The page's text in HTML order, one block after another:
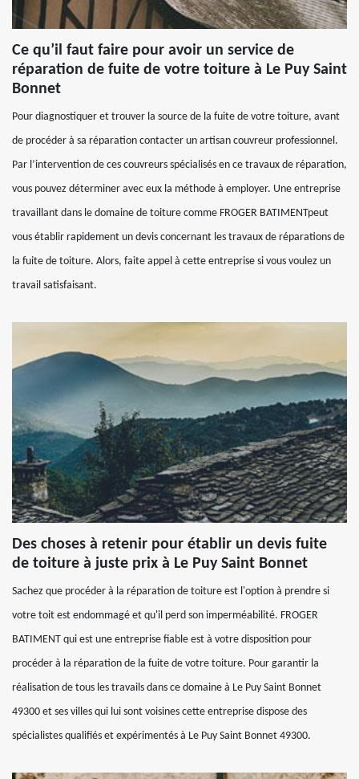
Ce qu’il faut faire pour avoir un service de
réparation de fuite de votre toiture à Le Puy Saint
Bonnet
Pour diagnostiquer et trouver la source de la fuite de votre toiture, avant
de procéder à sa réparation contacter un artisan couvreur professionnel.
Par l’intervention de ces couvreurs spécialisés en ce travaux de réparation,
vous pouvez déterminer avec eux la méthode à employer. Une entreprise
travaillant dans le domaine de toiture comme FROGER BATIMENTpeut
vous établir rapidement un devis concernant les travaux de réparations de
la fuite de toiture. Alors, faite appel à cette entreprise si vous voulez un
travail satisfaisant.
Des choses à retenir pour établir un devis fuite
de toiture à juste prix à Le Puy Saint Bonnet
Sachez que procéder à la réparation de toiture est l'option à prendre si
votre toit est endommagé et qu'il perd son imperméabilité. FROGER
BATIMENT qui est une entreprise fiable est à votre disposition pour
procéder à la réparation de la fuite de votre toiture. Pour garantir la
réalisation de tous les travails dans ce domaine à Le Puy Saint Bonnet
49300 et ses villes qui lui sont voisines cette entreprise dispose des
spécialistes qualifiés et expérimentés à Le Puy Saint Bonnet 49300.